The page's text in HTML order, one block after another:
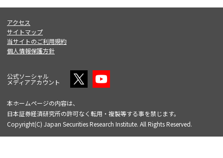
アクセス
サイトマップ
当サイトのご利用規約
個人情報保護方針
公式ソーシャル
メディアアカウント
本ホームページの内容は、
日本証券経済研究所の許可なく転用・複製等する事を禁じます。
Copyright(C) Japan Securities Research Institute. All Rights Reserved.